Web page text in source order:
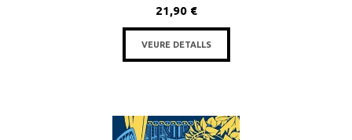
21,90 €
VEURE DETALLS